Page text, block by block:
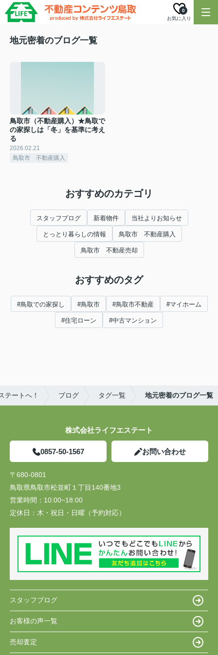
お気に入り
0
地元密着のブログ一覧
鳥取市（不動産購入）★鳥取で
の家探しは「冬」を基準に考え
る
2026.02.21
鳥取市 不動産購入
おすすめのカテゴリ
スタッフブログ 新着物件 当社よりお知らせ
とっとり暮らしの情報 鳥取市 不動産購入
鳥取市 不動産売却
おすすめのタグ
#鳥取での家探し #鳥取市 #鳥取市不動産 #マイホーム
#住宅ローン #中古マンション
テートへ！ ブログ タグ一覧 地元密着のブログ一覧
株式会社ライフエステート
0857-50-1567 お問い合わせ
〒680-0801
鳥取県鳥取市松並町１丁目140番地3
営業時間： 10:00~18:00
定休日： 木・祝日・日曜（予約対応）
スタッフブログ
お客様の声一覧
売却査定